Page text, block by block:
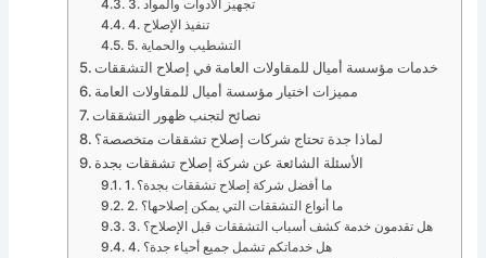
3. تجهيز الأدوات والمواد
4. تنفيذ الإصلاح
5. التشطيب والحماية
خدمات مؤسسة أميال للمقاولات العامة في إصلاح التشققات
مميزات اختيار مؤسسة أميال للمقاولات العامة
نصائح لتجنب ظهور التشققات
لماذا جدة تحتاج شركات إصلاح تشققات متخصصة؟
الأسئلة الشائعة عن شركة إصلاح تشققات بجدة
1. ما أفضل شركة إصلاح تشققات بجدة؟
2. ما أنواع التشققات التي يمكن إصلاحها؟
3. هل تقدمون خدمة كشف أسباب التشققات قبل الإصلاح؟
4. هل خدماتكم تشمل جميع أحياء جدة؟